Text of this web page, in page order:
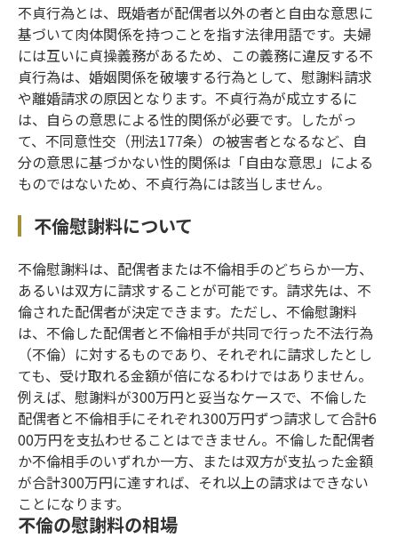
不貞行為とは、既婚者が配偶者以外の者と自由な意思に
基づいて肉体関係を持つことを指す法律用語です。夫婦
には互いに貞操義務があるため、この義務に違反する不
貞行為は、婚姻関係を破壊する行為として、慰謝料請求
や離婚請求の原因となります。不貞行為が成立するに
は、自らの意思による性的関係が必要です。したがっ
て、不同意性交（刑法177条）の被害者となるなど、自
分の意思に基づかない性的関係は「自由な意思」による
ものではないため、不貞行為には該当しません。
不倫慰謝料について
不倫慰謝料は、配偶者または不倫相手のどちらか一方、
あるいは双方に請求することが可能です。請求先は、不
倫された配偶者が決定できます。ただし、不倫慰謝料
は、不倫した配偶者と不倫相手が共同で行った不法行為
（不倫）に対するものであり、それぞれに請求したとし
ても、受け取れる金額が倍になるわけではありません。
例えば、慰謝料が300万円と妥当なケースで、不倫した
配偶者と不倫相手にそれぞれ300万円ずつ請求して合計6
00万円を支払わせることはできません。不倫した配偶者
か不倫相手のいずれか一方、または双方が支払った金額
が合計300万円に達すれば、それ以上の請求はできない
ことになります。
不倫の慰謝料の相場